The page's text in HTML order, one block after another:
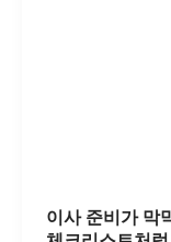
이사 준비가 막